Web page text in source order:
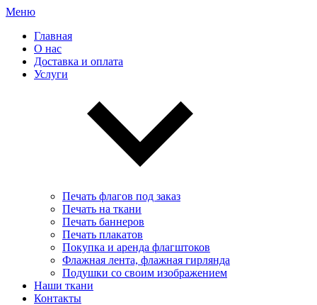
Меню
Главная
О нас
Доставка и оплата
Услуги
Печать флагов под заказ
Печать на ткани
Печать баннеров
Печать плакатов
Покупка и аренда флагштоков
Флажная лента, флажная гирлянда
Подушки со своим изображением
Наши ткани
Контакты